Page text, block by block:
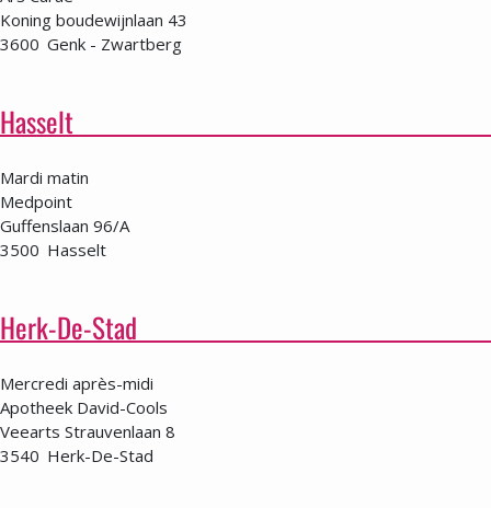
Koning boudewijnlaan 43
3600 Genk - Zwartberg
Hasselt
Mardi matin
Medpoint
Guffenslaan 96/A
3500 Hasselt
Herk-De-Stad
Mercredi après-midi
Apotheek David-Cools
Veearts Strauvenlaan 8
3540 Herk-De-Stad